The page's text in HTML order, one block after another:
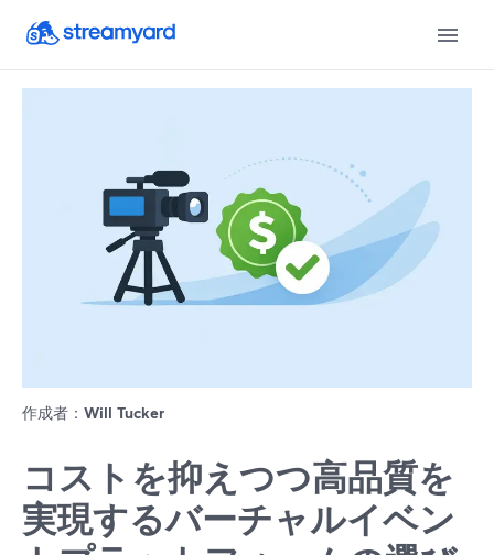
作成者： Will Tucker
コストを抑えつつ高品質を
実現するバーチャルイベン